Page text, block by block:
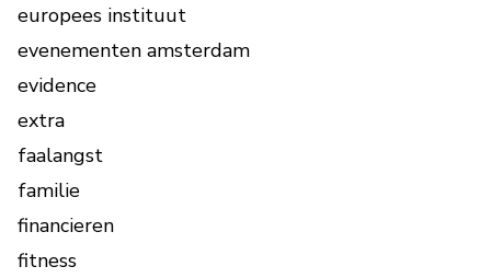
europees instituut
evenementen amsterdam
evidence
extra
faalangst
familie
financieren
fitness